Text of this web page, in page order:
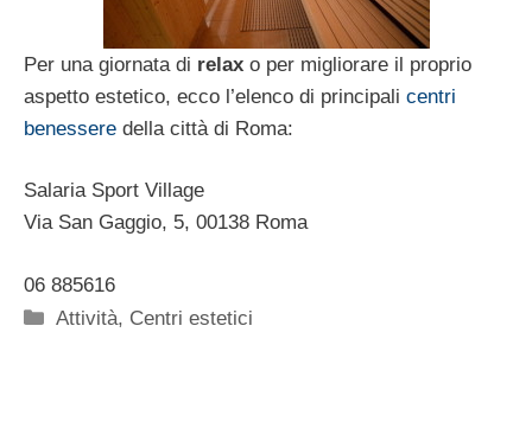
Per una giornata di relax o per migliorare il proprio
aspetto estetico, ecco l’elenco di principali centri
benessere della città di Roma:
Salaria Sport Village
Via San Gaggio, 5, 00138 Roma ‎
06 885616 ‎
Categorie
Attività, Centri estetici